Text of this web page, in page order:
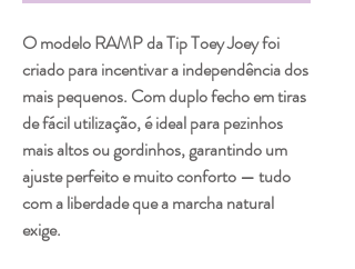
O modelo RAMP da Tip Toey Joey foi
criado para incentivar a independência dos
mais pequenos. Com duplo fecho em tiras
de fácil utilização, é ideal para pezinhos
mais altos ou gordinhos, garantindo um
ajuste perfeito e muito conforto — tudo
com a liberdade que a marcha natural
exige.